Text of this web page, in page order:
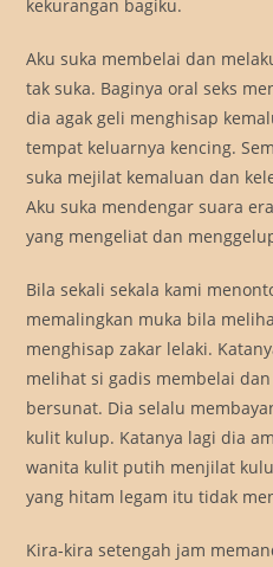
kekurangan bagiku.
Aku suka membelai dan
tak suka. Baginya oral seks
dia agak geli menghisap
tempat keluarnya kencing.
suka mejilat kemaluan dan
Aku suka mendengar suara
yang mengeliat dan
Bila sekali sekala kami
memalingkan muka bila
menghisap zakar lelaki.
melihat si gadis membelai
bersunat. Dia selalu
kulit kulup. Katanya lagi dia
wanita kulit putih menjilat
yang hitam legam itu tidak
Kira-kira setengah jam